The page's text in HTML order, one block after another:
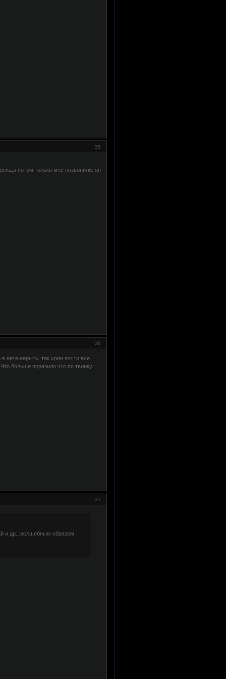
35
потом только мне позвонили. он
36
нете нарыть, так хрен почти все
больше поразило что по телику
37
и др...волшебным образом